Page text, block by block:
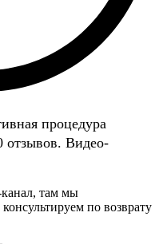
процедура
отзывов. Видео-
там мы
по возврату